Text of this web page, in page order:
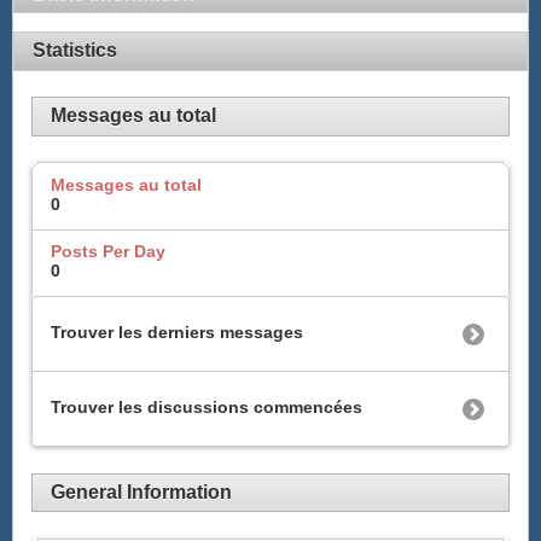
Statistics
Messages au total
Messages au total
0
Posts Per Day
0
Trouver les derniers messages
Trouver les discussions commencées
General Information